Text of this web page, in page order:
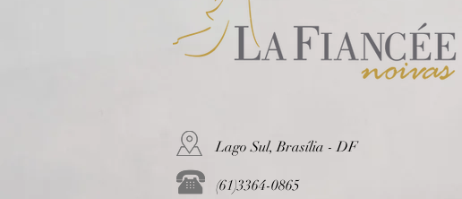
Lago Sul, Brasília - DF
(61)3364-0865